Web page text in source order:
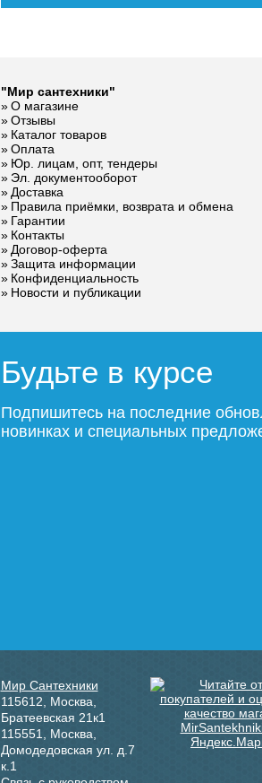
"Мир сантехники"
О магазине
Отзывы
Каталог товаров
Оплата
Юр. лицам, опт, тендеры
Эл. документооборот
Доставка
Правила приёмки, возврата и обмена
Гарантии
Контакты
Договор-оферта
Защита информации
Конфиденциальность
Новости и публикации
Будьте в курсе
Подпишитесь на последние
новинках и специальных
Мир Сантехники
115612, Москва,
Братеевская 21к1
115551, Москва,
Домодедовская ул. д.7
к.1